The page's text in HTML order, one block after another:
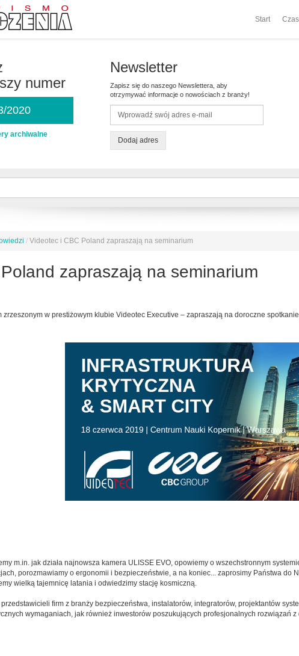
Start
numer
2020
archiwalne
Newsletter
Zapisz się do naszego Newslettera, aby
otrzymywać informacje o nowościach z branży!
Dodaj adres
/ Videotec i CBC Poland zapraszają na seminarium
zapraszają na seminarium
zrzeszonym w prestiżowym klubie Videotec Executive – zapraszają na doroczne
m.in. jak działa najnowsza kamera ULISSE EVO, opowiemy o wszechstronnym
porozmawiamy o ergonomii i bezpieczeństwie, a na koniec... zaprosimy Państwa
wielką tajemnicę latania i odwiedzimy stację kosmiczną.
firm z branży bezpieczeństwa, instalatorów, integratorów, projektantów
wymaganiach, jak również inwestorów poszukujących profesjonalnych rozwiązań z